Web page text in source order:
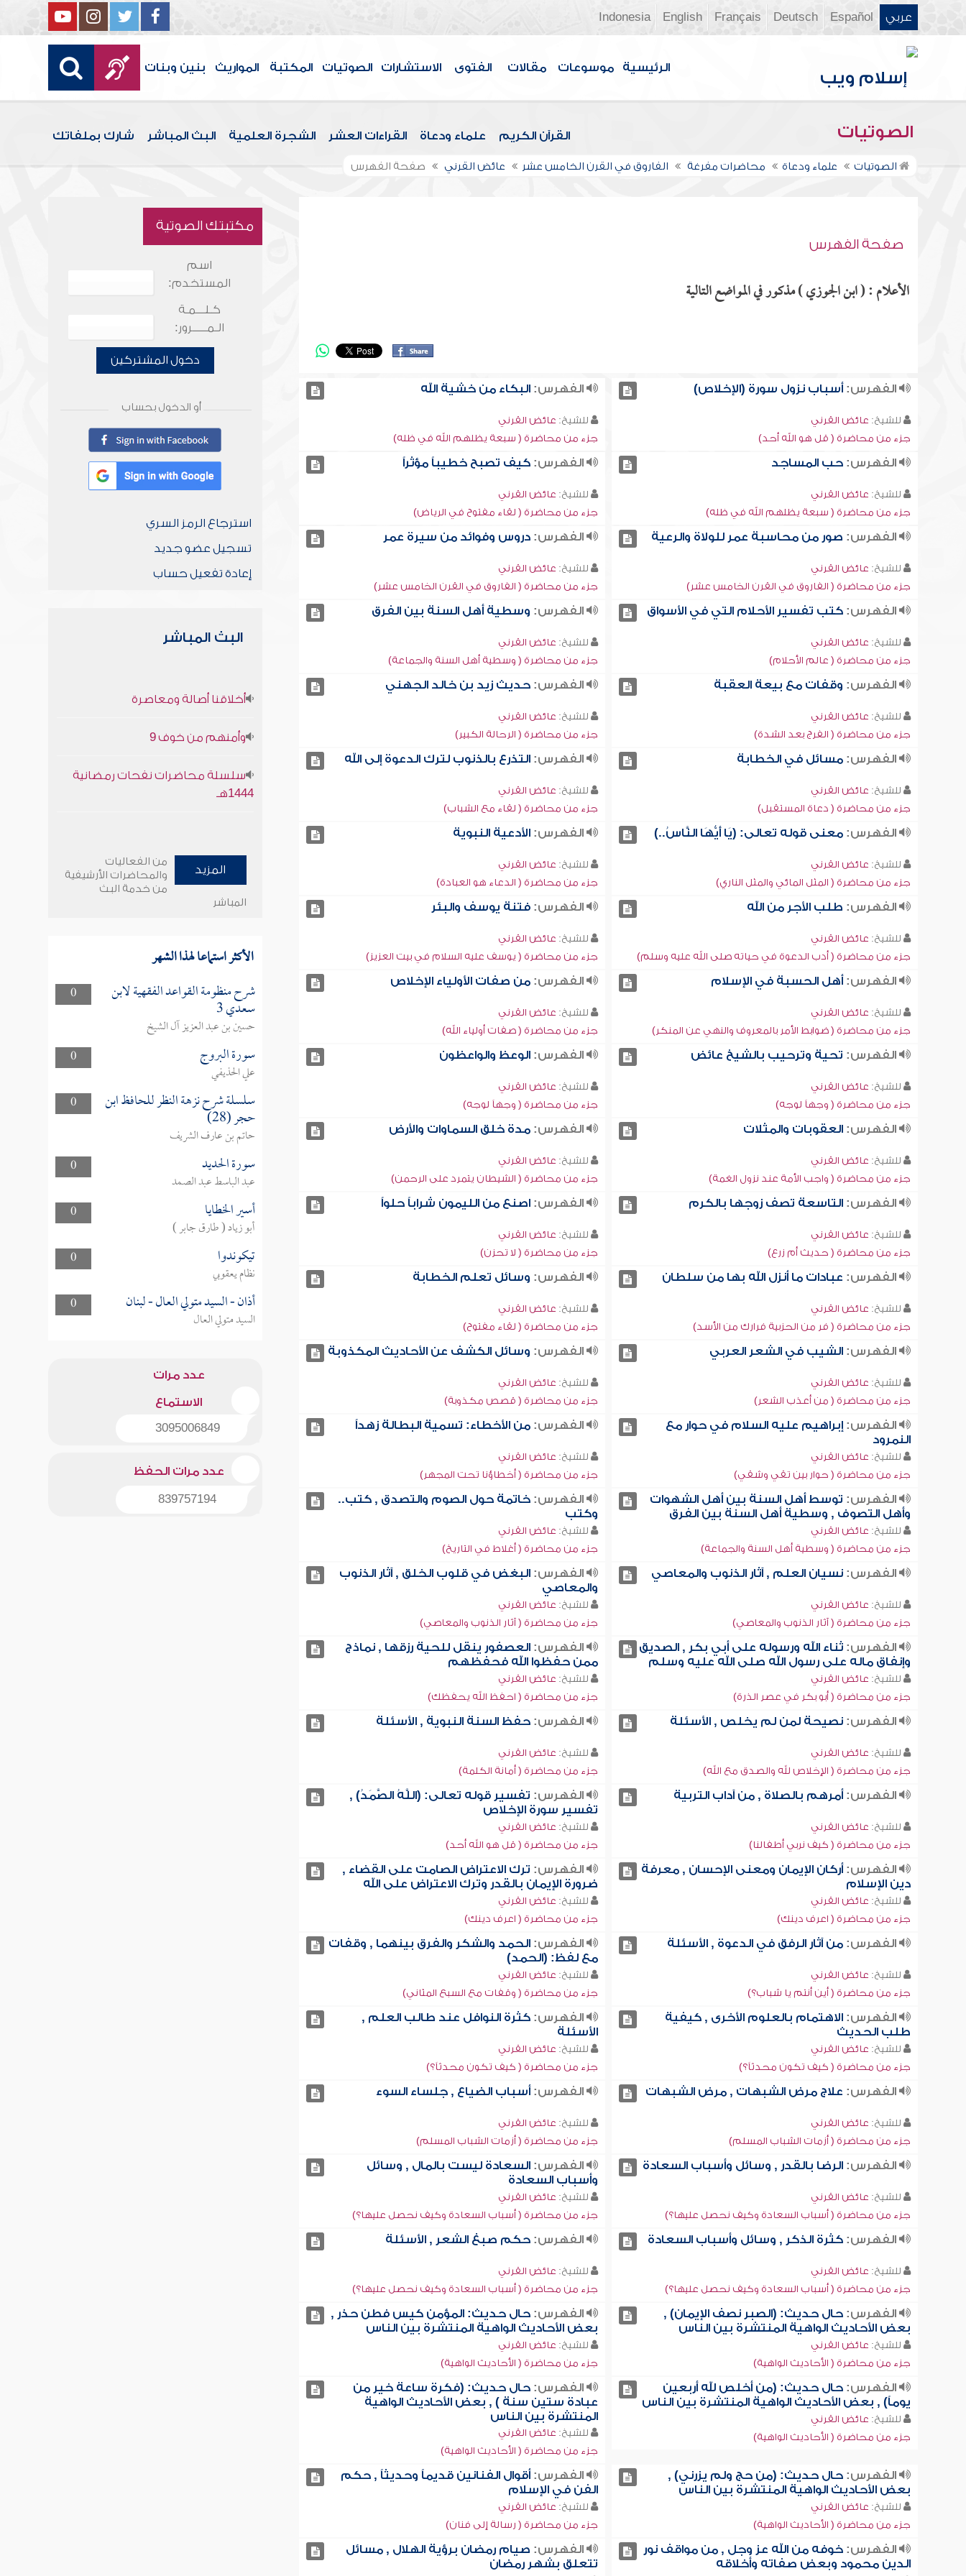
عربي Español
Deutsch
Français
English
Indonesia
الرئيسية موسوعات مقالات الفتوى الاستشارات الصوتيات المكتبة المواريث بنين وبنات
الصوتيات القرآن الكريم علماء ودعاة القراءات العشر الشجرة العلمية البث المباشر شارك بملفاتك
الصوتيات علماء ودعاة محاضرات مفرغة الفاروق في القرن الخامس عشر عائض القرني صفحة الفهرس
صفحة الفهرس
الأعلام : ( ابن الجوزي ) مذكور في المواضع التالية
الفهرس:أسباب نزول سورة (الإخلاص)
للشيخ: عائض القرني
جزء من محاضرة ( قل هو الله أحد)
الفهرس: البكاء من خشية الله
للشيخ: عائض القرني
جزء من محاضرة ( سبعة يظلهم الله في ظله)
الفهرس:حب المساجد
للشيخ: عائض القرني
جزء من محاضرة ( سبعة يظلهم الله في ظله)
الفهرس: كيف تصبح خطيباً مؤثراً
للشيخ: عائض القرني
جزء من محاضرة ( لقاء مفتوح في الرياض)
الفهرس: صور من محاسبة عمر للولاة والرعية
للشيخ: عائض القرني
جزء من محاضرة ( الفاروق في القرن الخامس عشر)
الفهرس: دروس وفوائد من سيرة عمر
للشيخ: عائض القرني
جزء من محاضرة ( الفاروق في القرن الخامس عشر)
الفهرس:كتب تفسير الأحلام التي في الأسواق
للشيخ: عائض القرني
جزء من محاضرة ( عالم الأحلام)
الفهرس: وسطية أهل السنة بين الفرق
للشيخ: عائض القرني
جزء من محاضرة ( وسطية أهل السنة والجماعة)
الفهرس: وقفات مع بيعة العقبة
للشيخ: عائض القرني
جزء من محاضرة ( الفرج بعد الشدة)
الفهرس: حديث زيد بن خالد الجهني
للشيخ: عائض القرني
جزء من محاضرة ( الرحالة الكبير)
الفهرس:مسائل في الخطابة
للشيخ: عائض القرني
جزء من محاضرة ( دعاة المستقبل)
الفهرس: التذرع بالذنوب لترك الدعوة إلى الله
للشيخ: عائض القرني
جزء من محاضرة ( لقاء مع الشباب)
الفهرس:معنى قوله تعالى: (يَا أَيُّهَا النَّاسُ..)
للشيخ: عائض القرني
جزء من محاضرة ( المثل المائي والمثل الناري)
الفهرس: الأدعية النبوية
للشيخ: عائض القرني
جزء من محاضرة ( الدعاء هو العبادة)
الفهرس: طلب الأجر من الله
للشيخ: عائض القرني
جزء من محاضرة ( أدب الدعوة في حياته صلى الله عليه وسلم)
الفهرس: فتنة يوسف والبئر
للشيخ: عائض القرني
جزء من محاضرة ( يوسف عليه السلام في بيت العزيز)
الفهرس:أهل الحسبة في الإسلام
للشيخ: عائض القرني
جزء من محاضرة ( ضوابط الأمر بالمعروف والنهي عن المنكر)
الفهرس: من صفات الأولياء الإخلاص
للشيخ: عائض القرني
جزء من محاضرة ( صفات أولياء الله)
الفهرس: تحية وترحيب بالشيخ عائض
للشيخ: عائض القرني
جزء من محاضرة ( وجهاً لوجه)
الفهرس: الوعظ والواعظون
للشيخ: عائض القرني
جزء من محاضرة ( وجهاً لوجه)
الفهرس:العقوبات والمثلات
للشيخ: عائض القرني
جزء من محاضرة ( واجب الأمة عند نزول الغمة)
الفهرس: مدة خلق السماوات والأرض
للشيخ: عائض القرني
جزء من محاضرة ( الشيطان يتمرد على الرحمن)
الفهرس:التاسعة تصف زوجها بالكرم
للشيخ: عائض القرني
جزء من محاضرة ( حديث أم زرع)
الفهرس: اصنع من الليمون شراباً حلواً
للشيخ: عائض القرني
جزء من محاضرة ( لا تحزن)
الفهرس: عبادات ما أنزل الله بها من سلطان
للشيخ: عائض القرني
جزء من محاضرة ( فر من الحزبية فرارك من الأسد)
الفهرس: وسائل تعلم الخطابة
للشيخ: عائض القرني
جزء من محاضرة ( لقاء مفتوح)
الفهرس:الشيب في الشعر العربي
للشيخ: عائض القرني
جزء من محاضرة ( من أعذب الشعر)
الفهرس: وسائل الكشف عن الأحاديث المكذوبة
للشيخ: عائض القرني
جزء من محاضرة ( قصص مكذوبة)
الفهرس:إبراهيم عليه السلام في حوار مع
النمرود
للشيخ: عائض القرني
جزء من محاضرة ( حوار بين تقي وشقي)
الفهرس: من الأخطاء: تسمية البطالة زهداً
للشيخ: عائض القرني
جزء من محاضرة ( أخطاؤنا تحت المجهر)
الفهرس: توسط أهل السنة بين أهل الشهوات
وأهل التصوف , وسطية أهل السنة بين الفرق
للشيخ: عائض القرني
جزء من محاضرة ( وسطية أهل السنة والجماعة)
الفهرس: خاتمة حول الصوم والتصدق , كتب..
وكتب
للشيخ: عائض القرني
جزء من محاضرة ( أغلاط في التاريخ)
الفهرس:نسيان العلم , آثار الذنوب والمعاصي
للشيخ: عائض القرني
جزء من محاضرة ( آثار الذنوب والمعاصي)
الفهرس: البغض في قلوب الخلق , آثار الذنوب
والمعاصي
للشيخ: عائض القرني
جزء من محاضرة ( آثار الذنوب والمعاصي)
الفهرس:ثناء الله ورسوله على أبي بكر , الصديق
وإنفاق ماله على رسول الله صلى الله عليه وسلم
للشيخ: عائض القرني
جزء من محاضرة ( أبو بكر في عصر الذرة)
الفهرس: العصفور ينقل للحية رزقها , نماذج
ممن حفظوا الله فحفظهم
للشيخ: عائض القرني
جزء من محاضرة ( احفظ الله يحفظك)
الفهرس:نصيحة لمن لم يخلص , الأسئلة
للشيخ: عائض القرني
جزء من محاضرة ( الإخلاص لله والصدق مع الله)
الفهرس: حفظ السنة النبوية , الأسئلة
للشيخ: عائض القرني
جزء من محاضرة ( أمانة الكلمة)
الفهرس:أمرهم بالصلاة , من آداب التربية
للشيخ: عائض القرني
جزء من محاضرة ( كيف نربي أطفالنا)
الفهرس: تفسير قوله تعالى: (اللَّهُ الصَّمَدُ) ,
تفسير سورة الإخلاص
للشيخ: عائض القرني
جزء من محاضرة ( قل هو الله أحد)
الفهرس:أركان الإيمان ومعنى الإحسان , معرفة
دين الإسلام
للشيخ: عائض القرني
جزء من محاضرة ( اعرف دينك)
الفهرس: ترك الاعتراض الصامت على القضاء ,
ضرورة الإيمان بالقدر وترك الاعتراض على الله
للشيخ: عائض القرني
جزء من محاضرة ( اعرف دينك)
الفهرس:من آثار الرفق في الدعوة , الأسئلة
للشيخ: عائض القرني
جزء من محاضرة ( أين أنتم يا شباب؟)
الفهرس: الحمد والشكر والفرق بينهما , وقفات
مع لفظ: (الحمد)
للشيخ: عائض القرني
جزء من محاضرة ( وقفات مع السبع المثاني)
الفهرس:الاهتمام بالعلوم الأخرى , كيفية
طلب الحديث
للشيخ: عائض القرني
جزء من محاضرة ( كيف تكون محدثاً؟)
الفهرس: كثرة النوافل عند طالب العلم ,
الأسئلة
للشيخ: عائض القرني
جزء من محاضرة ( كيف تكون محدثاً؟)
الفهرس: علاج مرض الشبهات , مرض الشبهات
للشيخ: عائض القرني
جزء من محاضرة ( أزمات الشباب المسلم)
الفهرس: أسباب الضياع , جلساء السوء
للشيخ: عائض القرني
جزء من محاضرة ( أزمات الشباب المسلم)
الفهرس:الرضا بالقدر , وسائل وأسباب السعادة
للشيخ: عائض القرني
جزء من محاضرة ( أسباب السعادة وكيف نحصل عليها؟)
الفهرس: السعادة ليست بالمال , وسائل
وأسباب السعادة
للشيخ: عائض القرني
جزء من محاضرة ( أسباب السعادة وكيف نحصل عليها؟)
الفهرس:كثرة الذكر , وسائل وأسباب السعادة
للشيخ: عائض القرني
جزء من محاضرة ( أسباب السعادة وكيف نحصل عليها؟)
الفهرس: حكم صبغ الشعر , الأسئلة
للشيخ: عائض القرني
جزء من محاضرة ( أسباب السعادة وكيف نحصل عليها؟)
الفهرس:حال حديث: (الصبر نصف الإيمان) ,
بعض الأحاديث الواهية المنتشرة بين الناس
للشيخ: عائض القرني
جزء من محاضرة ( الأحاديث الواهية)
الفهرس: حال حديث: المؤمن كيس فطن حذر ,
بعض الأحاديث الواهية المنتشرة بين الناس
للشيخ: عائض القرني
جزء من محاضرة ( الأحاديث الواهية)
الفهرس:حال حديث: (من أخلص لله أربعين
يوماً) , بعض الأحاديث الواهية المنتشرة بين الناس
للشيخ: عائض القرني
جزء من محاضرة ( الأحاديث الواهية)
الفهرس: حال حديث: (فكرة ساعة خير من
عبادة ستين سنة ) , بعض الأحاديث الواهية
المنتشرة بين الناس
للشيخ: عائض القرني
جزء من محاضرة ( الأحاديث الواهية)
الفهرس:حال حديث: (من حج ولم يزرني) ,
بعض الأحاديث الواهية المنتشرة بين الناس
للشيخ: عائض القرني
جزء من محاضرة ( الأحاديث الواهية)
الفهرس: أقوال الفنانين قديماً وحديثاً , حكم
الفن في الإسلام
للشيخ: عائض القرني
جزء من محاضرة ( رسالة إلى فنان)
الفهرس:خوفه من الله عز وجل , من مواقف نور
الدين محمود وبعض صفاته وأخلاقه
الفهرس: صيام رمضان برؤية الهلال , مسائل
تتعلق بشهر رمضان
مكتبتك الصوتية
اسم
المستخدم:
كـلـــمـة
الـمـــــرور:
دخول المشتركين
أو الدخول بحساب
استرجاع الرمز السري
تسجيل عضو جديد
إعادة تفعيل حساب
البث المباشر
أخلاقنا أصالة ومعاصرة
وأمنهم من خوف 9
سلسلة محاضرات نفحات رمضانية
1444هـ
المزيد
من الفعاليات
والمحاضرات الأرشيفية
من خدمة البث
المباشر
الأكثر استماعا لهذا الشهر
0 شرح منظومة القواعد الفقهية لابن
سعدي 3
حسين بن عبد العزيز آل الشيخ
0
سورة البروج
علي الحذيفي
0
سلسلة شرح نزهة النظر للحافظ ابن
حجر (28)
حاتم بن عارف الشريف
0
سورة الحديد
عبد الباسط عبد الصمد
0
أسير الخطايا
أبو زياد ( طارق جابر )
0
تيكوندوا
نظام يعقوبي
0
أذان - السيد متولي العال - لبنان
السيد متولي العال
عدد مرات
الاستماع
3095006849
عدد مرات الحفظ
839757194